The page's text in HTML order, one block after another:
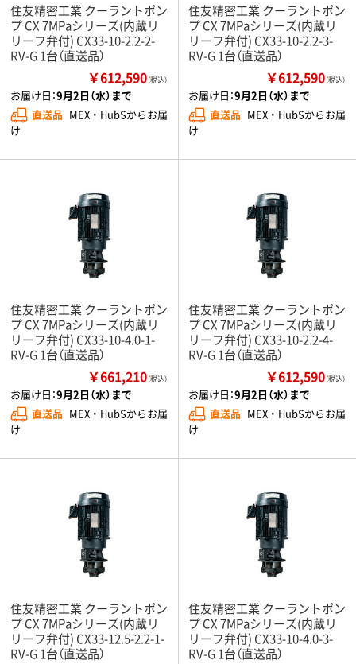
住友精密工業 クーラントポン
プ CX 7MPaシリーズ(内蔵リ
リーフ弁付) CX33-10-2.2-2-
RV-G 1台（直送品）
￥612,590（税込）
お届け日：9月2日（水）まで
直送品 MEX ・ HubSからお届
け
住友精密工業 クーラントポン
プ CX 7MPaシリーズ(内蔵リ
リーフ弁付) CX33-10-2.2-3-
RV-G 1台（直送品）
￥612,590（税込）
お届け日：9月2日（水）まで
直送品 MEX ・ HubSからお届
け
住友精密工業 クーラントポン
プ CX 7MPaシリーズ(内蔵リ
リーフ弁付) CX33-10-4.0-1-
RV-G 1台（直送品）
￥661,210（税込）
お届け日：9月2日（水）まで
直送品 MEX ・ HubSからお届
け
住友精密工業 クーラントポン
プ CX 7MPaシリーズ(内蔵リ
リーフ弁付) CX33-10-2.2-4-
RV-G 1台（直送品）
￥612,590（税込）
お届け日：9月2日（水）まで
直送品 MEX ・ HubSからお届
け
住友精密工業 クーラントポン
プ CX 7MPaシリーズ(内蔵リ
リーフ弁付) CX33-12.5-2.2-1-
RV-G 1台（直送品）
住友精密工業 クーラントポン
プ CX 7MPaシリーズ(内蔵リ
リーフ弁付) CX33-10-4.0-3-
RV-G 1台（直送品）